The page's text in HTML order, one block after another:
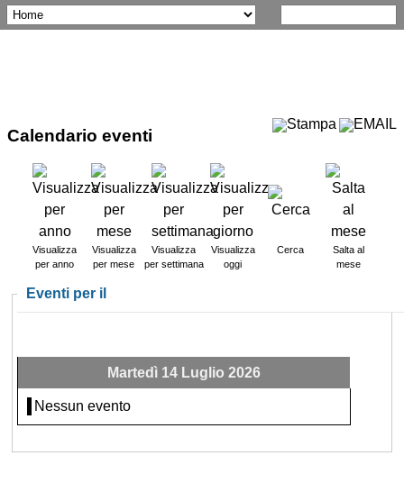
Calendario eventi
Visualizza
per anno
Visualizza
per mese
Visualizza
per settimana
Visualizza
oggi
Cerca
Salta al
mese
Eventi per il
Martedì 14 Luglio 2026
Nessun evento